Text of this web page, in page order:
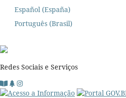
Español (España)
Português (Brasil)
Redes Sociais e Serviços